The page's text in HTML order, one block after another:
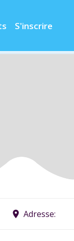
S'inscrire
place Adresse: